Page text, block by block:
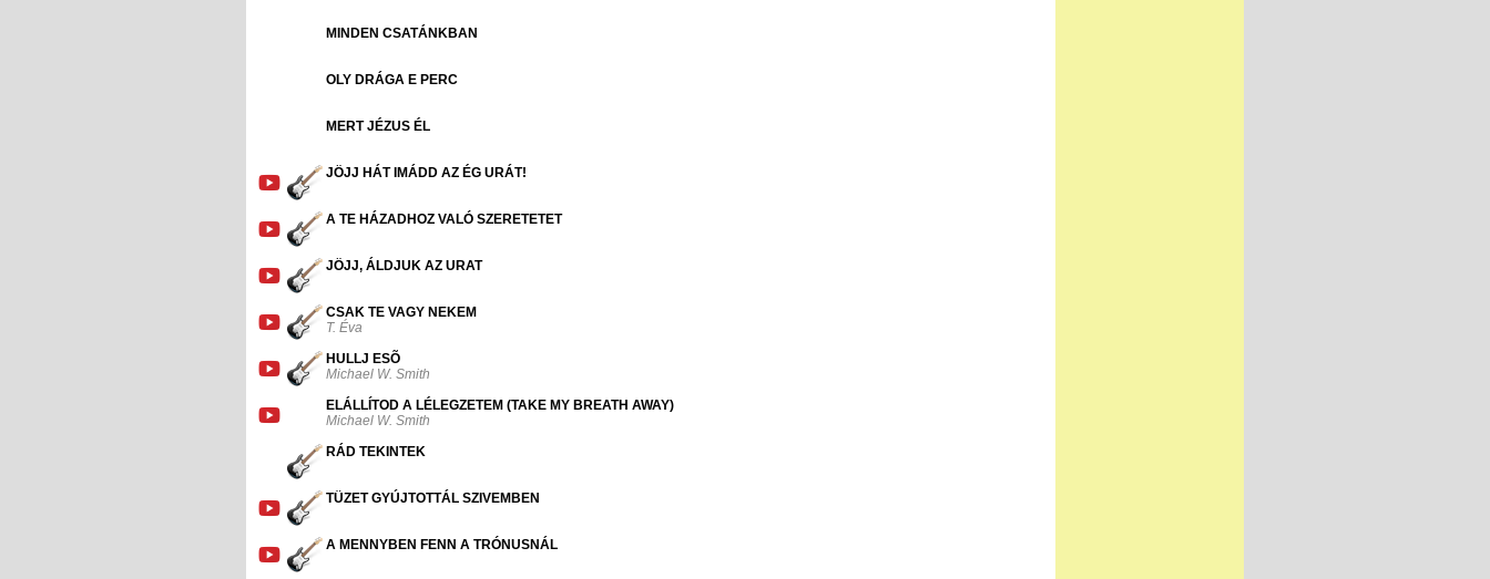
MINDEN CSATÁNKBAN
OLY DRÁGA E PERC
MERT JÉZUS ÉL
JÖJJ HÁT IMÁDD AZ ÉG URÁT!
A TE HÁZADHOZ VALÓ SZERETETET
JÖJJ, ÁLDJUK AZ URAT
CSAK TE VAGY NEKEM
T. Éva
HULLJ ESÕ
Michael W. Smith
ELÁLLÍTOD A LÉLEGZETEM (TAKE MY BREATH AWAY)
Michael W. Smith
RÁD TEKINTEK
TÜZET GYÚJTOTTÁL SZIVEMBEN
A MENNYBEN FENN A TRÓNUSNÁL